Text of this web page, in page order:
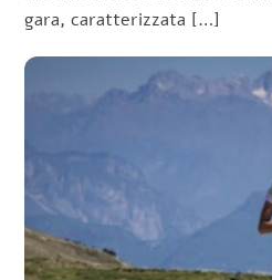
gara, caratterizzata […]